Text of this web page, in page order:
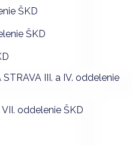
ŠKD
ŠKD
III. a IV. oddelenie
oddelenie ŠKD